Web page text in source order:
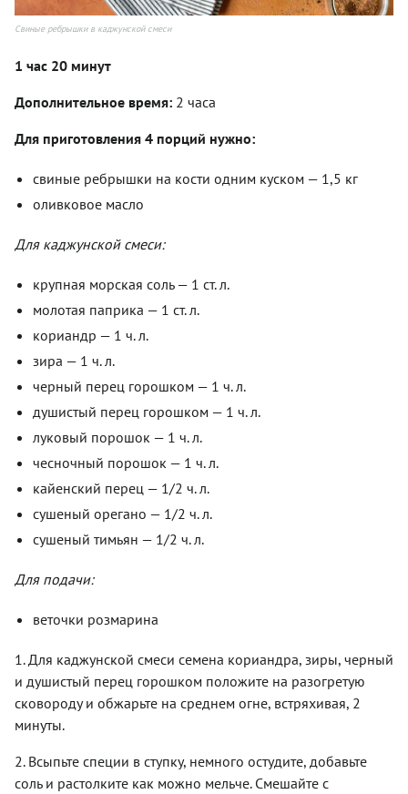
Свиные ребрышки в каджунской смеси
1 час 20 минут
Дополнительное время: 2 часа
Для приготовления 4 порций нужно:
свиные ребрышки на кости одним куском — 1,5 кг
оливковое масло
Для каджунской смеси:
крупная морская соль — 1 ст. л.
молотая паприка — 1 ст. л.
кориандр — 1 ч. л.
зира — 1 ч. л.
черный перец горошком — 1 ч. л.
душистый перец горошком — 1 ч. л.
луковый порошок — 1 ч. л.
чесночный порошок — 1 ч. л.
кайенский перец — 1/2 ч. л.
сушеный орегано — 1/2 ч. л.
сушеный тимьян — 1/2 ч. л.
Для подачи:
веточки розмарина
1. Для каджунской смеси семена кориандра, зиры, черный
и душистый перец горошком положите на разогретую
сковороду и обжарьте на среднем огне, встряхивая, 2
минуты.
2. Всыпьте специи в ступку, немного остудите, добавьте
соль и растолките как можно мельче. Смешайте с